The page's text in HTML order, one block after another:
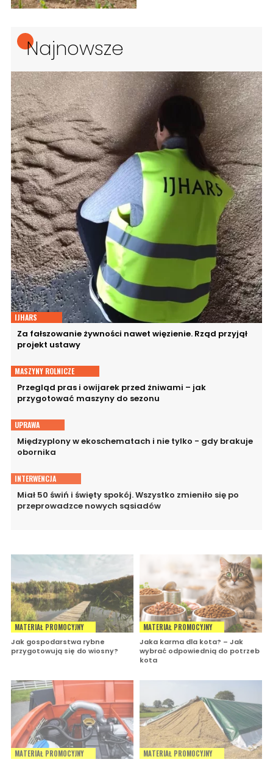
Najnowsze
IJHARS
Za fałszowanie żywności nawet więzienie. Rząd przyjął
projekt ustawy
MASZYNY ROLNICZE
Przegląd pras i owijarek przed żniwami – jak
przygotować maszyny do sezonu
UPRAWA
Międzyplony w ekoschematach i nie tylko - gdy brakuje
obornika
INTERWENCJA
Miał 50 świń i święty spokój. Wszystko zmieniło się po
przeprowadzce nowych sąsiadów
MATERIAŁ PROMOCYJNY
Jak gospodarstwa rybne
przygotowują się do wiosny?
MATERIAŁ PROMOCYJNY
Jaka karma dla kota? – Jak
wybrać odpowiednią do potrzeb
kota
MATERIAŁ PROMOCYJNY
MATERIAŁ PROMOCYJNY